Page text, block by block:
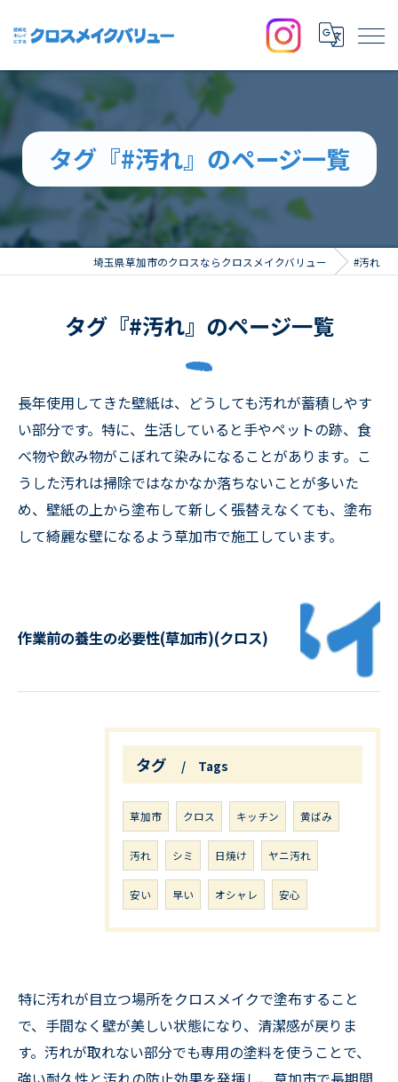
タグ『#汚れ』のページ一覧
埼玉県草加市のクロスならクロスメイクバリュー #汚れ
タグ『#汚れ』のページ一覧
長年使用してきた壁紙は、どうしても汚れが蓄積しやす
い部分です。特に、生活していると手やペットの跡、食
べ物や飲み物がこぼれて染みになることがあります。こ
うした汚れは掃除ではなかなか落ちないことが多いた
め、壁紙の上から塗布して新しく張替えなくても、塗布
して綺麗な壁になるよう草加市で施工しています。
作業前の養生の必要性(草加市)(クロス)
タグ Tags
草加市 クロス キッチン 黄ばみ
汚れ シミ 日焼け ヤニ汚れ
安い 早い オシャレ 安心
特に汚れが目立つ場所をクロスメイクで塗布すること
で、手間なく壁が美しい状態になり、清潔感が戻りま
す。汚れが取れない部分でも専用の塗料を使うことで、